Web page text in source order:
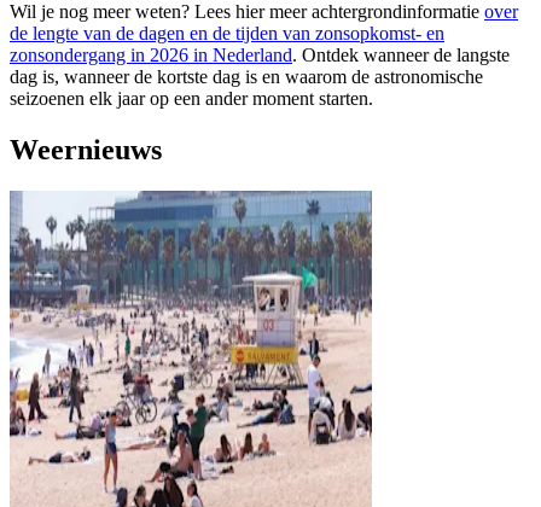
Wil je nog meer weten? Lees hier meer achtergrondinformatie over
de lengte van de dagen en de tijden van zonsopkomst- en
zonsondergang in 2026 in Nederland. Ontdek wanneer de langste
dag is, wanneer de kortste dag is en waarom de astronomische
seizoenen elk jaar op een ander moment starten.
Weernieuws